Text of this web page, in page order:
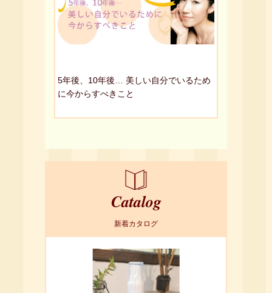
5年後、10年後… 美しい自分でいるため
に今からすべきこと
Catalog
新着カタログ